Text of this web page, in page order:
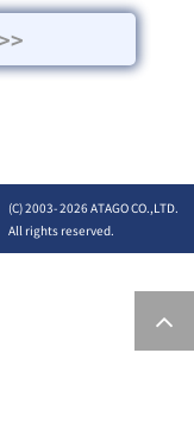
(C) 2003-2026 ATAGO CO.,LTD.
All rights reserved.